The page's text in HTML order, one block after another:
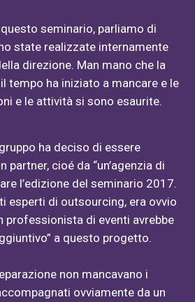
seminario, parliamo di
state realizzate internamente
direzione. Man mano che la
tempo ha iniziato a mancare e le
e le attività si sono esaurite.
ha deciso di essere
partner, cioé da “un’agenzia di
l’edizione del seminario 2017.
esperti di outsourcing, era ovvio
professionista di eventi avrebbe
a questo progetto.
non mancavano i
ovviamente da un